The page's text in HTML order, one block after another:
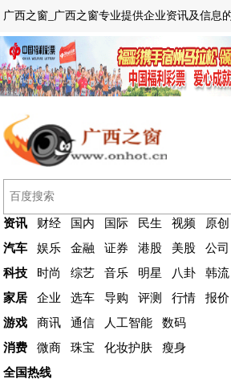
广西之窗_广西之窗专业提供企业资讯及信息
资讯 财经 国内 国际 民生 视频 原创
汽车
娱乐 金融 证券 港股 美股 公司
科技
时尚 综艺 音乐 明星 八卦
韩流
家居
企业 选车 导购 评测 行情
报价
游戏
商讯 通信 人工智能
数码
消费
微商 珠宝 化妆护肤
瘦身
全国热线